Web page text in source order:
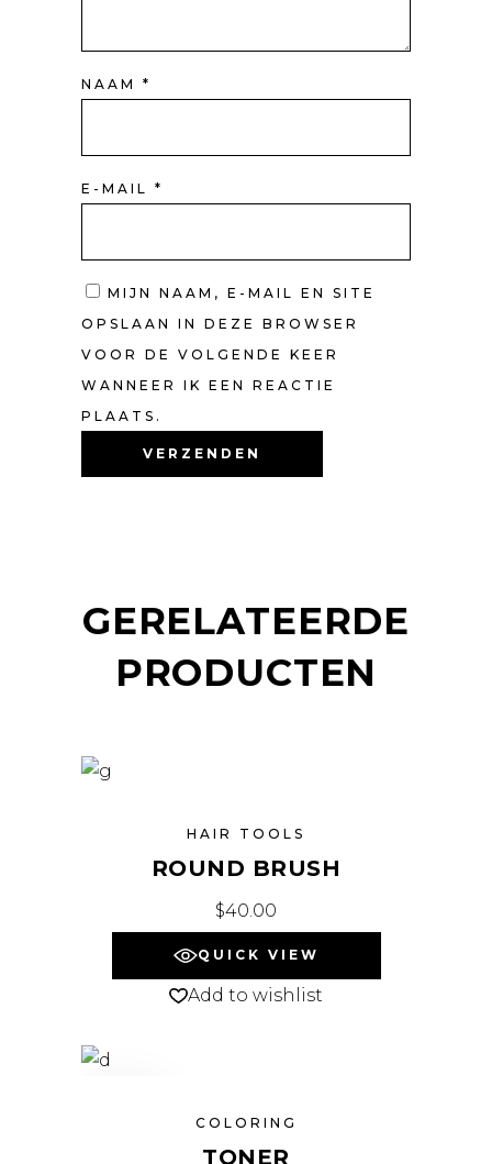
NAAM *
E-MAIL *
MIJN NAAM, E-MAIL EN SITE
OPSLAAN IN DEZE BROWSER
VOOR DE VOLGENDE KEER
WANNEER IK EEN REACTIE
PLAATS.
GERELATEERDE
PRODUCTEN
HAIR TOOLS
ROUND BRUSH
$40.00
QUICK VIEW
Add to wishlist
COLORING
TONER